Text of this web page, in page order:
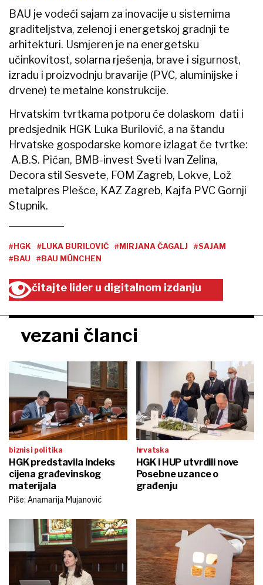
BAU je vodeći sajam za inovacije u sistemima
graditeljstva, zelenoj i energetskoj gradnji te
arhitekturi. Usmjeren je na energetsku
učinkovitost, solarna rješenja, brave i sigurnost,
izradu i proizvodnju bravarije (PVC, aluminijske i
drvene) te metalne konstrukcije.
Hrvatskim tvrtkama potporu će dolaskom dati i
predsjednik HGK Luka Burilović, a na štandu
Hrvatske gospodarske komore izlagat će tvrtke:
A.B.S. Pićan, BMB-invest Sveti Ivan Zelina,
Decora stil Sesvete, FOM Zagreb, Lokve, Lož
metalpres Plešce, KAZ Zagreb, Kajfa PVC Gornji
Stupnik.
#HGK #LUKA BURILOVIĆ #MIRJANA ČAGALJ
#SAJAM
#BAU
#BAU MÜNCHEN
čitajte lider u digitalnom izdanju
vezani članci
biznis i politika
HGK predstavila indeks
cijena građevinskog
materijala
Piše: Anamarija Mujanović
hrvatska
HGK i HUP utvrdili nove
Posebne uzance o
građenju